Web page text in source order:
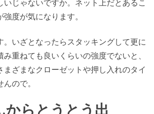
いじゃないですか。ネット上だとあるこ
度が気になります。
。いざとなったらスタッキングして更に
み重ねても良いくらいの強度でないと、
まざまなクローゼットや押し入れのタイ
ので。
からとうとう出